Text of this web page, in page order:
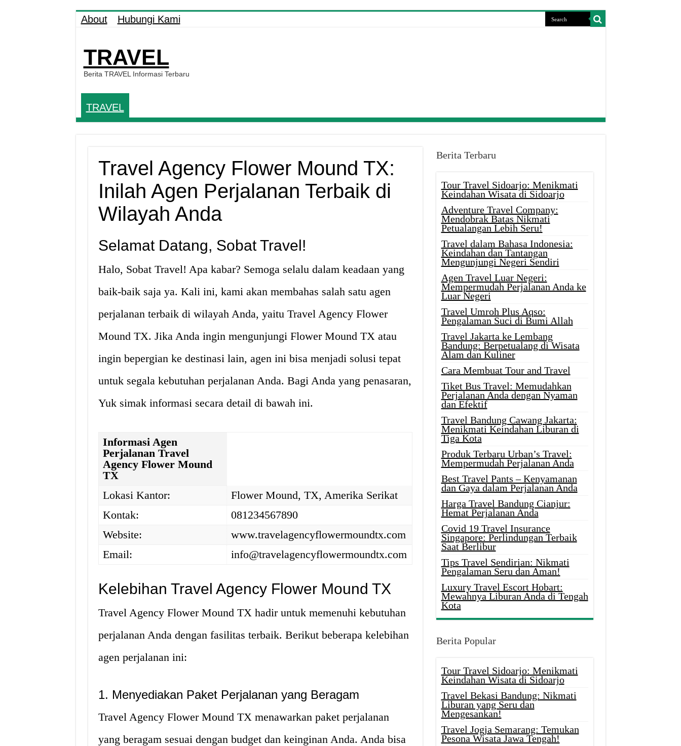
About Hubungi Kami
TRAVEL
Berita TRAVEL Informasi Terbaru
TRAVEL
Travel Agency Flower Mound TX:
Inilah Agen Perjalanan Terbaik di
Wilayah Anda
Selamat Datang, Sobat Travel!
Halo, Sobat Travel! Apa kabar? Semoga selalu dalam keadaan yang
baik-baik saja ya. Kali ini, kami akan membahas salah satu agen
perjalanan terbaik di wilayah Anda, yaitu Travel Agency Flower
Mound TX. Jika Anda ingin mengunjungi Flower Mound TX atau
ingin bepergian ke destinasi lain, agen ini bisa menjadi solusi tepat
untuk segala kebutuhan perjalanan Anda. Bagi Anda yang penasaran,
Yuk simak informasi secara detail di bawah ini.
Informasi Agen
Perjalanan Travel
Agency Flower Mound
TX
Lokasi Kantor:
Flower Mound, TX, Amerika Serikat
Kontak:
081234567890
Website:
www.travelagencyflowermoundtx.com
Email:
info@travelagencyflowermoundtx.com
Kelebihan Travel Agency Flower Mound TX
Travel Agency Flower Mound TX hadir untuk memenuhi kebutuhan
perjalanan Anda dengan fasilitas terbaik. Berikut beberapa kelebihan
agen perjalanan ini:
1. Menyediakan Paket Perjalanan yang Beragam
Travel Agency Flower Mound TX menawarkan paket perjalanan
yang beragam sesuai dengan budget dan keinginan Anda. Anda bisa
Berita Terbaru
Tour Travel Sidoarjo: Menikmati
Keindahan Wisata di Sidoarjo
Adventure Travel Company:
Mendobrak Batas Nikmati
Petualangan Lebih Seru!
Travel dalam Bahasa Indonesia:
Keindahan dan Tantangan
Mengunjungi Negeri Sendiri
Agen Travel Luar Negeri:
Mempermudah Perjalanan Anda ke
Luar Negeri
Travel Umroh Plus Aqso:
Pengalaman Suci di Bumi Allah
Travel Jakarta ke Lembang
Bandung: Berpetualang di Wisata
Alam dan Kuliner
Cara Membuat Tour and Travel
Tiket Bus Travel: Memudahkan
Perjalanan Anda dengan Nyaman
dan Efektif
Travel Bandung Cawang Jakarta:
Menikmati Keindahan Liburan di
Tiga Kota
Produk Terbaru Urban’s Travel:
Mempermudah Perjalanan Anda
Best Travel Pants – Kenyamanan
dan Gaya dalam Perjalanan Anda
Harga Travel Bandung Cianjur:
Hemat Perjalanan Anda
Covid 19 Travel Insurance
Singapore: Perlindungan Terbaik
Saat Berlibur
Tips Travel Sendirian: Nikmati
Pengalaman Seru dan Aman!
Luxury Travel Escort Hobart:
Mewahnya Liburan Anda di Tengah
Kota
Berita Popular
Tour Travel Sidoarjo: Menikmati
Keindahan Wisata di Sidoarjo
Travel Bekasi Bandung: Nikmati
Liburan yang Seru dan
Mengesankan!
Travel Jogja Semarang: Temukan
Pesona Wisata Jawa Tengah!